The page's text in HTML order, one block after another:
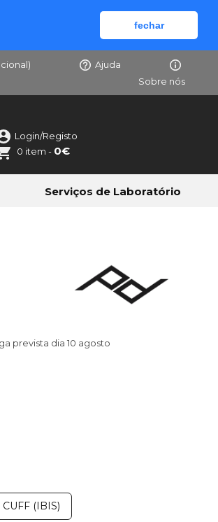
fechar
Ajuda
Sobre nós
Login/Registo
0 item - 0€
Serviços de Laboratório
prevista dia 10 agosto
CUFF (IBIS)